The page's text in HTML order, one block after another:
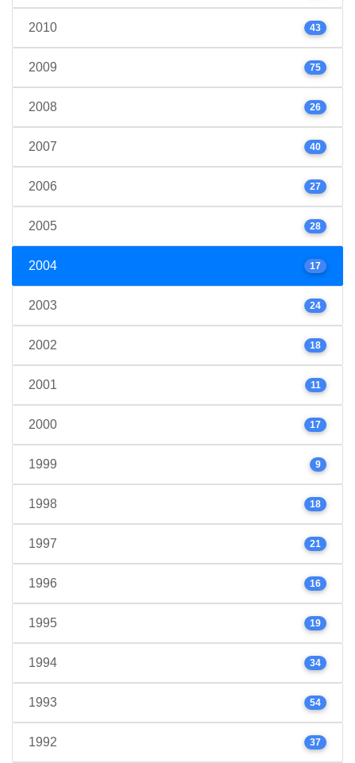
2010 43
2009 75
2008 26
2007 40
2006 27
2005 28
2004 17
2003 24
2002 18
2001 11
2000 17
1999 9
1998 18
1997 21
1996 16
1995 19
1994 34
1993 54
1992 37